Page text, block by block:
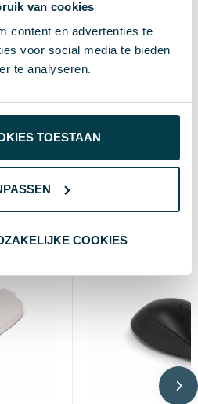
van cookies
content en advertenties te
voor social media te bieden
te analyseren.
TOESTAAN
COOKIES
Standaard uitvoering
2.5 cm
bekijken